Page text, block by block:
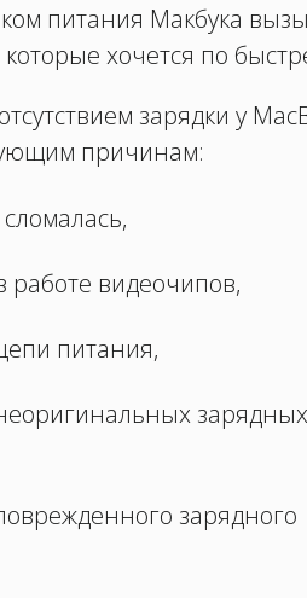
питания Макбука
хочется по
зарядки у
причинам:
работе видеочипов,
питания,
зарядных
зарядного